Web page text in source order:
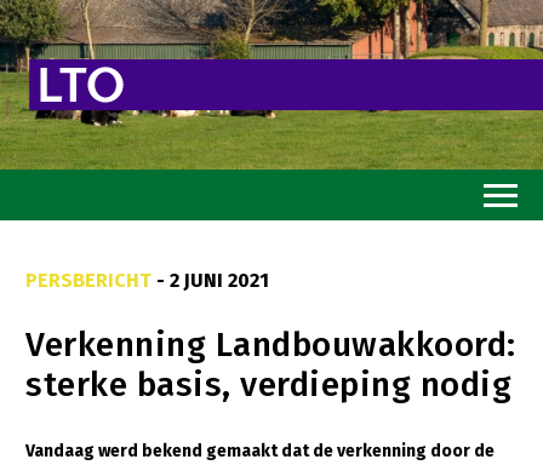
Goed eten
Mooi groen
Sterk ondernemerschap
PERSBERICHT - 2 JUNI 2021
Verkenning Landbouwakkoord:
sterke basis, verdieping nodig
Vandaag werd bekend gemaakt dat de verkenning door de